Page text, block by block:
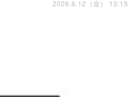
2026.6.12（金） 13:15